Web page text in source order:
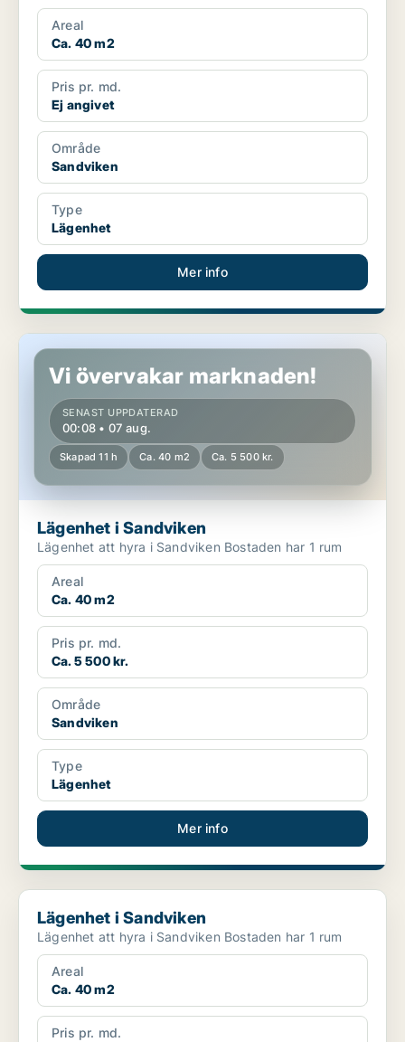
Areal
Ca. 40 m2
Pris pr. md.
Ej angivet
Område
Sandviken
Type
Lägenhet
Mer info
Lägenhet i Sandviken
Vi övervakar marknaden!
SENAST UPPDATERAD
00:08 • 07 aug.
Skapad 11 h Ca. 40 m2 Ca. 5 500 kr.
Lägenhet i Sandviken
Lägenhet att hyra i Sandviken Bostaden har 1 rum
Areal
Ca. 40 m2
Pris pr. md.
Ca. 5 500 kr.
Område
Sandviken
Type
Lägenhet
Mer info
Lägenhet i Sandviken
Lägenhet i Sandviken
Lägenhet att hyra i Sandviken Bostaden har 1 rum
Areal
Ca. 40 m2
Pris pr. md.